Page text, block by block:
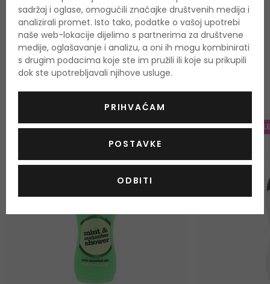
OSTALI PROIZVODI IZ ASORTIMANA
Xpel Fresh Start
-20%. KOD: OUTLET20 -20%. KOD:
sadržaj i oglase, omogućili značajke društvenih medija i
analizirali promet. Isto tako, podatke o vašoj upotrebi
naše web-lokacije dijelimo s partnerima za društvene
medije, oglašavanje i analizu, a oni ih mogu kombinirati
s drugim podacima koje ste im pružili ili koje su prikupili
dok ste upotrebljavali njihove usluge.
PRIHVAĆAM
POSTAVKE
ODBITI